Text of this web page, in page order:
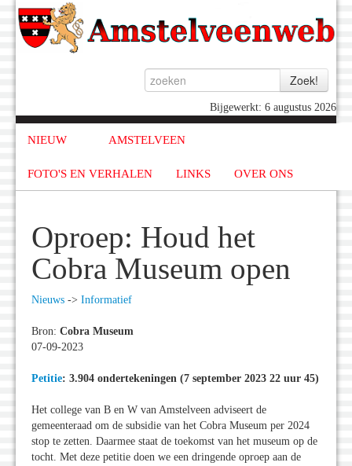
Bijgewerkt: 6 augustus 2026
NIEUW AMSTELVEEN
FOTO'S EN VERHALEN LINKS OVER ONS
Oproep: Houd het
Cobra Museum open
Nieuws -> Informatief
Bron: Cobra Museum
07-09-2023
Petitie: 3.904 ondertekeningen (7 september 2023 22 uur 45)
Het college van B en W van Amstelveen adviseert de
gemeenteraad om de subsidie van het Cobra Museum per 2024
stop te zetten. Daarmee staat de toekomst van het museum op de
tocht. Met deze petitie doen we een dringende oproep aan de